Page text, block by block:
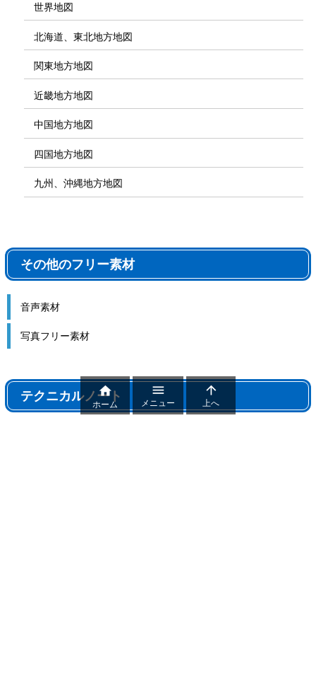
世界地図
北海道、東北地方地図
関東地方地図
近畿地方地図
中国地方地図
四国地方地図
九州、沖縄地方地図
その他のフリー素材
音声素材
写真フリー素材
テクニカルノート

ホーム

メニュー

上へ